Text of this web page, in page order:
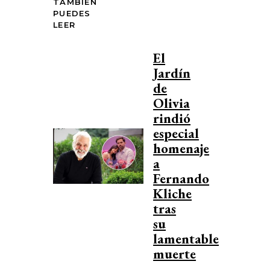
PUEDES
LEER
El
Jardín
de
Olivia
rindió
especial
homenaje
a
Fernando
Kliche
tras
su
lamentable
muerte